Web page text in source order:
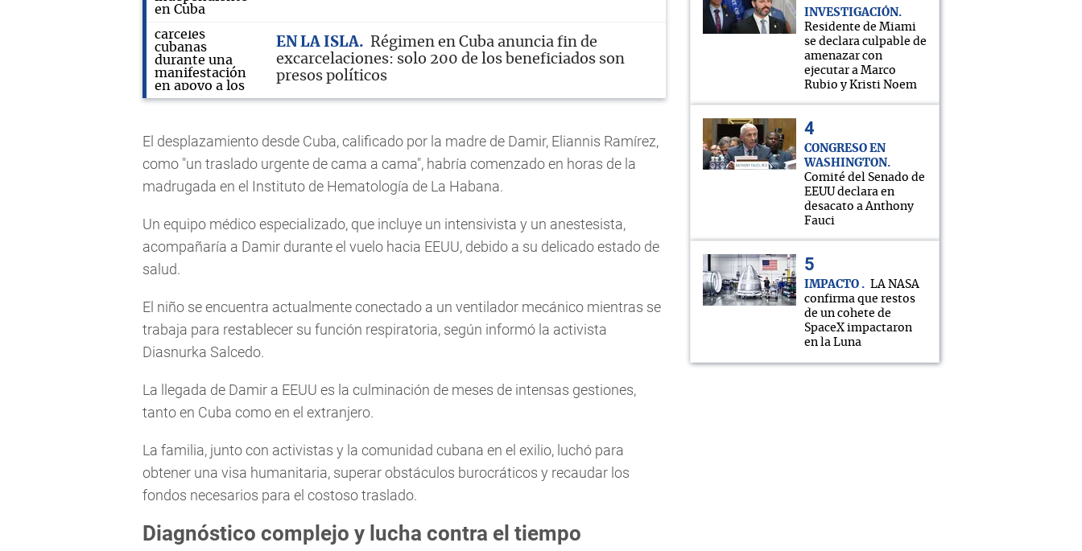
EN LA ISLA
Régimen en Cuba anuncia fin de
excarcelaciones: solo 200 de los beneficiados son
presos políticos
El desplazamiento desde Cuba, calificado por la madre de Damir, Eliannis Ramírez,
como "un traslado urgente de cama a cama", habría comenzado en horas de la
madrugada en el Instituto de Hematología de La Habana.
Un equipo médico especializado, que incluye un intensivista y un anestesista,
acompañaría a Damir durante el vuelo hacia EEUU, debido a su delicado estado de
salud.
El niño se encuentra actualmente conectado a un ventilador mecánico mientras se
trabaja para restablecer su función respiratoria, según informó la activista
Diasnurka Salcedo.
La llegada de Damir a EEUU es la culminación de meses de intensas gestiones,
tanto en Cuba como en el extranjero.
La familia, junto con activistas y la comunidad cubana en el exilio, luchó para
obtener una visa humanitaria, superar obstáculos burocráticos y recaudar los
fondos necesarios para el costoso traslado.
Diagnóstico complejo y lucha contra el tiempo
INVESTIGACIÓN
Residente de Miami
se declara culpable de
amenazar con
ejecutar a Marco
Rubio y Kristi Noem
CONGRESO EN
WASHINGTON
Comité del Senado de
EEUU declara en
desacato a Anthony
Fauci
IMPACTO
LA NASA
confirma que restos
de un cohete de
SpaceX impactaron
en la Luna